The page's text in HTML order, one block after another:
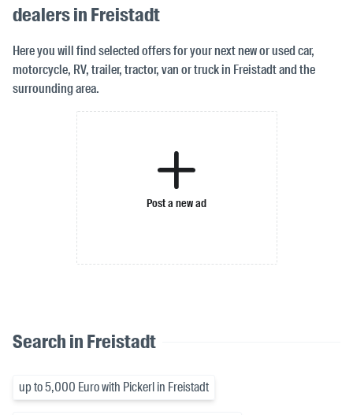
dealers in Freistadt
Here you will find selected offers for your next new or used car,
motorcycle, RV, trailer, tractor, van or truck in Freistadt and the
surrounding area.
Post a new ad
Search in Freistadt
up to 5,000 Euro with Pickerl in Freistadt